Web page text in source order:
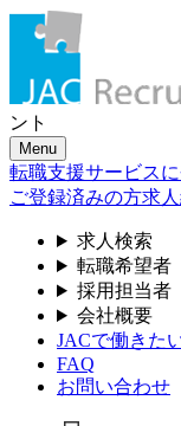
ント
Menu
転職支援サービス
ご登録済みの方求
求人検索
転職希望者
採用担当者
会社概要
JACで働きた
FAQ
お問い合わせ